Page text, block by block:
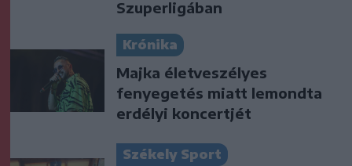
Szuperligában
Krónika
Majka életveszélyes
fenyegetés miatt lemondta
erdélyi koncertjét
Székely Sport